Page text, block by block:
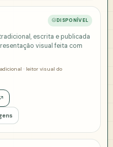
DISPONÍVEL
escrita e publicada
visual feita com
· leitor visual do